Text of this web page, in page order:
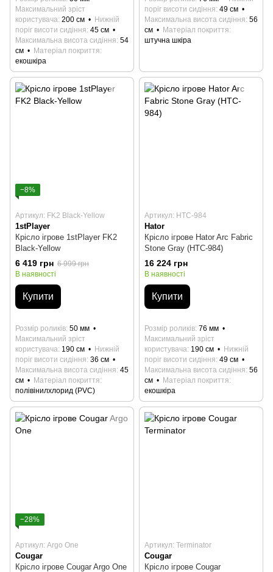
Максимальний зріст
користувача 200 см
Нижній
поріг висоти сидіння 45 см
Максимальна висота сидіння 54
см
Матеріал покриття
екошкіра
поріг висоти сидіння 49 см
Максимальна висота сидіння 56
см
Матеріал покриття
штучна шкіра
−8%
Артикул: FK2 Black-Yellow
1stPlayer
Крісло ігрове 1stPlayer FK2
Black-Yellow
6 419 грн 6 999 грн
В наявності
Купити
Розмір роликів 50 мм
Максимальний зріст
користувача 190 см
Нижній
поріг висоти сидіння 36 см
Максимальна висота сидіння 45
см
Матеріал покриття
полівінилхлорид (PVC)
Артикул: HTC-984
Hator
Крісло ігрове Hator Arc Fabric
Stone Gray (HTC-984)
16 224 грн
В наявності
Купити
Розмір роликів 76 мм
Максимальний зріст
користувача 190 см
Нижній
поріг висоти сидіння 49 см
Максимальна висота сидіння 56
см
Матеріал покриття
екошкіра
−28%
Артикул: Argo One
Cougar
Крісло ігрове Cougar Argo One
Артикул: Terminator
Cougar
Крісло ігрове Cougar